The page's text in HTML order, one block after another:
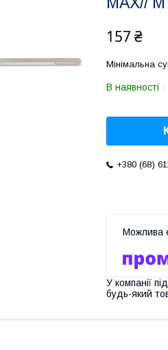
157 ₴
Мінімальна
В наявності
+380 (68)
У компанії
будь-який